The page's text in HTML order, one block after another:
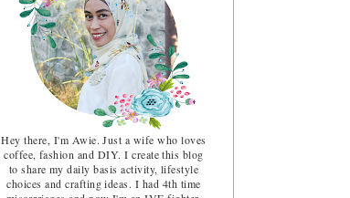
Hey there, I'm Awie. Just a wife who loves
coffee, fashion and DIY. I create this blog
to share my daily basis activity, lifestyle
choices and crafting ideas. I had 4th time